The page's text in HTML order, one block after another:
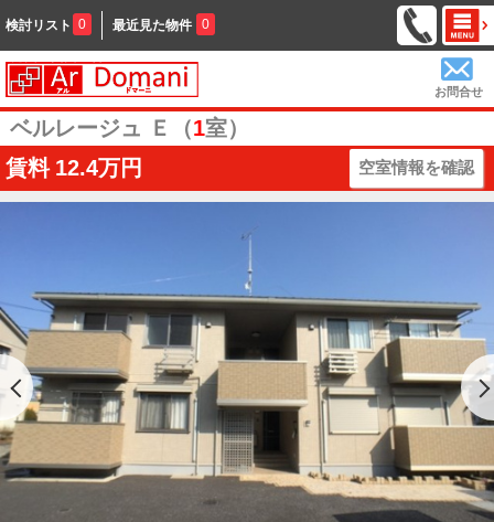
検討リスト 0 最近見た物件 0
お問合せ
ベルレージュ Ｅ（1室）
賃料 12.4万円 空室情報を確認